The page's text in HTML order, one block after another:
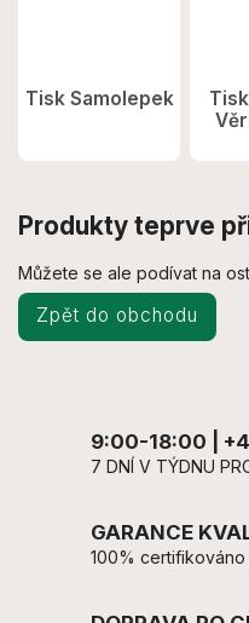
Tisk Samolepek
Produkty teprve
Můžete se ale podívat na
Zpět do obchodu
9:00-18:00 |
7 DNÍ V TÝDNU
GARANCE
100% certifikováno